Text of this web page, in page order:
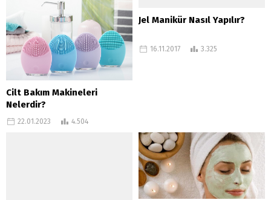
Cilt Bakım Makineleri
Nelerdir?
22.01.2023 4.504
Jel Manikür Nasıl Yapılır?
16.11.2017 3.325